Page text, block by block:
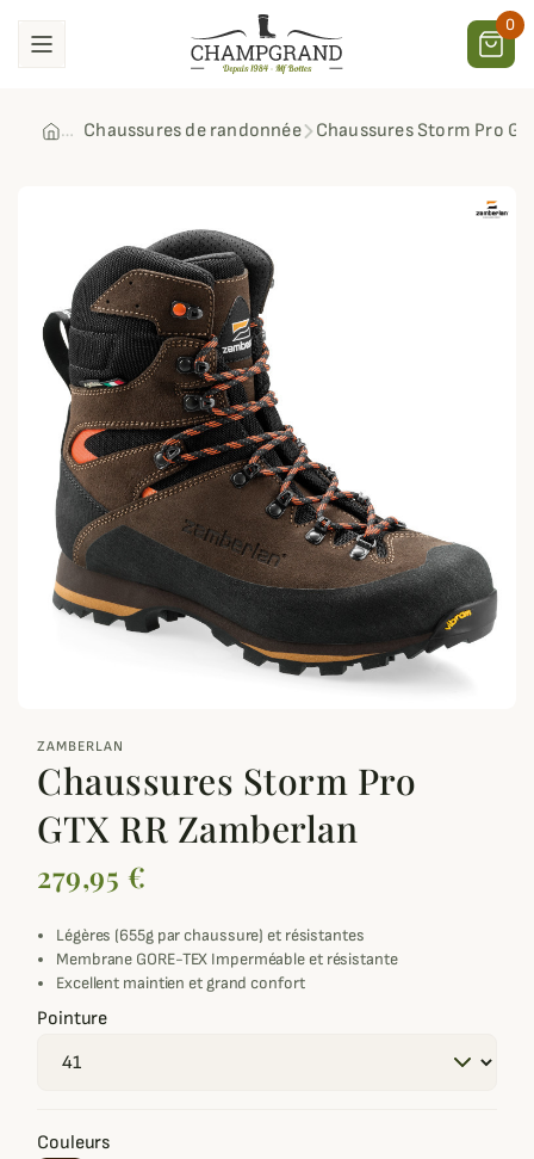
0
Chaussures de randonnée Chaussures Storm Pro
ZAMBERLAN
Chaussures Storm Pro
GTX RR Zamberlan
279,95 €
Légères (655g par chaussure) et résistantes
Membrane GORE-TEX Imperméable et résistante
Excellent maintien et grand confort
Pointure
Couleurs